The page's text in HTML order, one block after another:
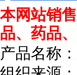
本网站销
品、药品
产品名称：